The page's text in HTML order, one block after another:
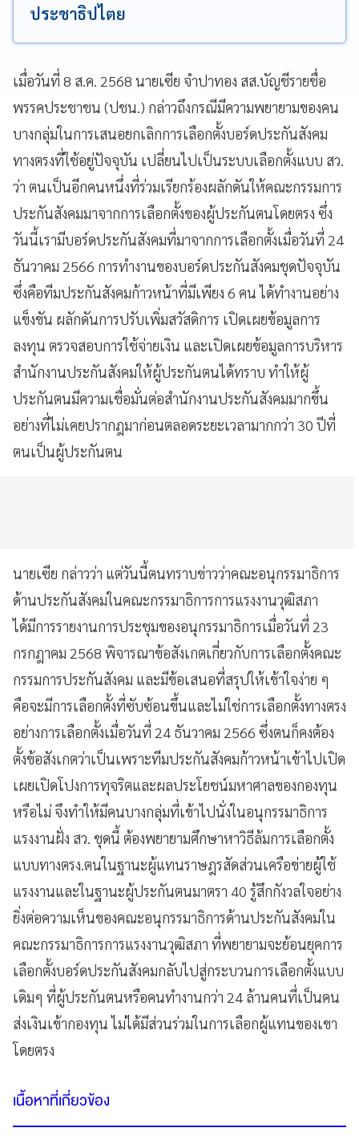
ประชาธิปไตย
เมื่อวันที่ 8 ส.ค. 2568 นายเซีย จำปาทอง สส.บัญชีรายชื่อ
พรรคประชาชน (ปชน.) กล่าวถึงกรณีมีความพยายามของคน
บางกลุ่มในการเสนอยกเลิกการเลือกตั้งบอร์ดประกันสังคม
ทางตรงที่ใช้อยู่ปัจจุบัน เปลี่ยนไปเป็นระบบเลือกตั้งแบบ สว.
ว่า ตนเป็นอีกคนหนึ่งที่ร่วมเรียกร้องผลักดันให้คณะกรรมการ
ประกันสังคมมาจากการเลือกตั้งของผู้ประกันตนโดยตรง ซึ่ง
วันนี้เรามีบอร์ดประกันสังคมที่มาจากการเลือกตั้งเมื่อวันที่ 24
ธันวาคม 2566 การทำงานของบอร์ดประกันสังคมชุดปัจจุบัน
ซึ่งคือทีมประกันสังคมก้าวหน้าที่มีเพียง 6 คน ได้ทำงานอย่าง
แข็งขัน ผลักดันการปรับเพิ่มสวัสดิการ เปิดเผยข้อมูลการ
ลงทุน ตรวจสอบการใช้จ่ายเงิน และเปิดเผยข้อมูลการบริหาร
สำนักงานประกันสังคมให้ผู้ประกันตนได้ทราบ ทำให้ผู้
ประกันตนมีความเชื่อมั่นต่อสำนักงานประกันสังคมมากขึ้น
อย่างที่ไม่เคยปรากฎมาก่อนตลอดระยะเวลามากกว่า 30 ปีที่
ตนเป็นผู้ประกันตน
นายเซีย กล่าวว่า แต่วันนี้ตนทราบข่าวว่าคณะอนุกรรมาธิการ
ด้านประกันสังคมในคณะกรรมาธิการการแรงงานวุฒิสภา
ได้มีการรายงานการประชุมของอนุกรรมาธิการเมื่อวันที่ 23
กรกฎาคม 2568 พิจารณาข้อสังเกตเกี่ยวกับการเลือกตั้งคณะ
กรรมการประกันสังคม และมีข้อเสนอที่สรุปให้เข้าใจง่าย ๆ
คือจะมีการเลือกตั้งที่ซับซ้อนขึ้นและไม่ใช่การเลือกตั้งทางตรง
อย่างการเลือกตั้งเมื่อวันที่ 24 ธันวาคม 2566 ซึ่งตนก็คงต้อง
ตั้งข้อสังเกตว่าเป็นเพราะทีมประกันสังคมก้าวหน้าเข้าไปเปิด
เผยเปิดโปงการทุจริตและผลประโยชน์มหาศาลของกองทุน
หรือไม่ จึงทำให้มีคนบางกลุ่มที่เข้าไปนั่งในอนุกรรมาธิการ
แรงงานฝั่ง สว. ชุดนี้ ต้องพยายามศึกษาหาวิธีล้มการเลือกตั้ง
แบบทางตรง.ตนในฐานะผู้แทนราษฎรสัดส่วนเครือข่ายผู้ใช้
แรงงานและในฐานะผู้ประกันตนมาตรา 40 รู้สึกกังวลใจอย่าง
ยิ่งต่อความเห็นของคณะอนุกรรมาธิการด้านประกันสังคมใน
คณะกรรมาธิการการแรงงานวุฒิสภา ที่พยายามจะย้อนยุคการ
เลือกตั้งบอร์ดประกันสังคมกลับไปสู่กระบวนการเลือกตั้งแบบ
เดิมๆ ที่ผู้ประกันตนหรือคนทำงานกว่า 24 ล้านคนที่เป็นคน
ส่งเงินเข้ากองทุน ไม่ได้มีส่วนร่วมในการเลือกผู้แทนของเขา
โดยตรง
เนื้อหาที่เกี่ยวข้อง